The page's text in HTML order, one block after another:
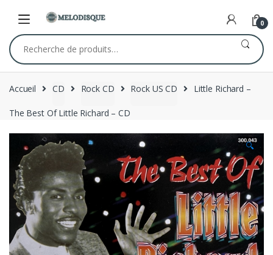
navigation
content
0
Recherche
pour :
Accueil CD Rock CD Rock US CD Little Richard –
The Best Of Little Richard – CD
🔍